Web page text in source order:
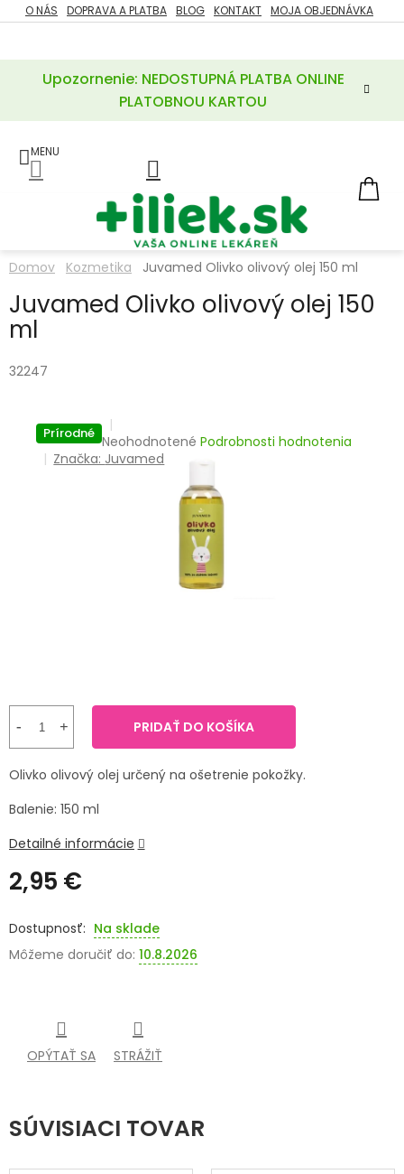
Prejsť
na
Upozornenie: NEDOSTUPNÁ PLATBA ONLINE
PLATOBNOU KARTOU
O NÁS DOPRAVA A PLATBA BLOG KONTAKT MOJA OBJEDNÁVKA
ZĽAVY
POTREBY
A
LIEKY
A
MINERÁLY
KOZMETIKA
EROTIKA
PRÍRODNÉ
SENIORI
ZNAČKY
Prihlásenie
Domov Kozmetika Juvamed Olivko olivový olej 150 ml
Juvamed Olivko olivový olej 150
ml
32247
Prírodné Priemerné
hodnotenie
Neohodnotené Podrobnosti hodnotenia
Značka: Juvamed
2,95 €
cena:
Na sklade
Môžeme doručiť do: 10.8.2026
PRIDAŤ DO KOŠÍKA
Olivko olivový olej určený na ošetrenie pokožky.
Balenie: 150 ml
Detailné informácie
OPÝTAŤ SA STRÁŽIŤ
SÚVISIACI TOVAR